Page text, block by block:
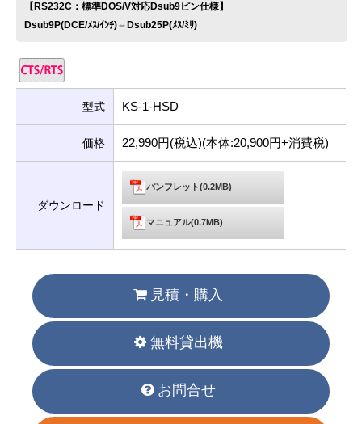
【RS232C：標準DOS/V対応Dsub9ピン仕様】
Dsub9P(DCE/ﾒｽ/ｲﾝﾁ)⇔Dsub25P(ﾒｽ/ﾐﾘ)
型式 KS-1-HSD
価格 22,990円(税込)(本体:20,900円+消費税)
ダウンロード
パンフレット(0.2MB)
マニュアル(0.7MB)
見積・購入
無料貸出機
お問合せ